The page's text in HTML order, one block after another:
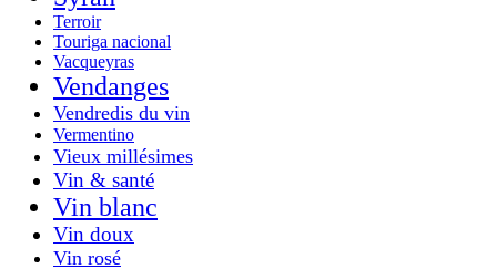
Terroir
Touriga nacional
Vacqueyras
Vendanges
Vendredis du vin
Vermentino
Vieux millésimes
Vin & santé
Vin blanc
Vin doux
Vin rosé